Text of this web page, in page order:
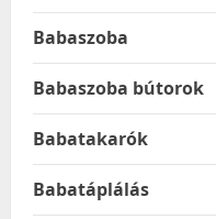
Babaszoba
Babaszoba bútorok
Babatakarók
Babatáplálás